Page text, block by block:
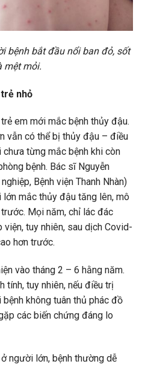
bệnh bắt đầu nổi ban đỏ, sốt
mệt mỏi.
trẻ nhỏ
em mới mắc bệnh thủy đậu.
vẫn có thể bị thủy đậu – điều
từng mắc bệnh khi còn
bệnh. Bác sĩ Nguyễn
Bệnh viện Thanh Nhàn)
lớn mắc thủy đậu tăng lên, mô
Mọi năm, chỉ lác đác
viện, tuy nhiên, sau dịch Covid-
hơn trước.
vào tháng 2 – 6 hằng năm.
tính, tuy nhiên, nếu điều trị
không tuân thủ phác đồ
các biến chứng đáng lo
người lớn, bệnh thường dễ